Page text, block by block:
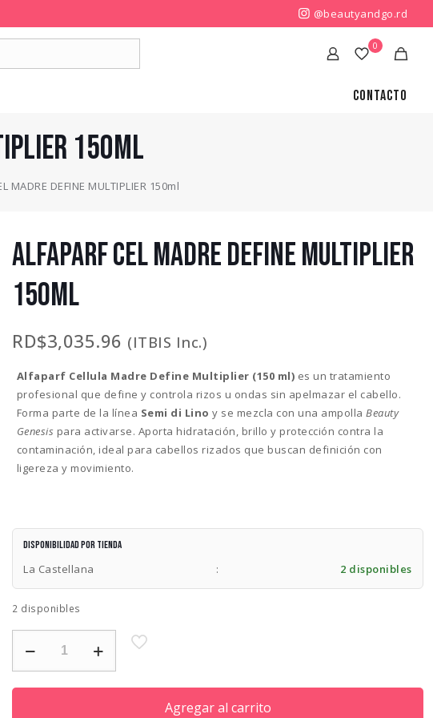
@beautyandgo.rd
0
Contacto
150ml
MADRE DEFINE MULTIPLIER 150ml
ALFAPARF CEL MADRE DEFINE MULTIPLIER
150ml
RD$3,035.96 (ITBIS Inc.)
Alfaparf Cellula Madre Define Multiplier (150 ml) es un tratamiento
profesional que define y controla rizos u ondas sin apelmazar el cabello.
Forma parte de la línea Semi di Lino y se mezcla con una ampollaBeauty
Genesis para activarse. Aporta hidratación, brillo y protección contra la
contaminación, ideal para cabellos rizados que buscan definición con
ligereza y movimiento.
Disponibilidad por tienda
La Castellana : 2 disponibles
2 disponibles
CEL
MADRE
DEFINE
Agregar al carrito